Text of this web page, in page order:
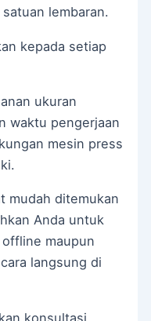
lembaran.
kepada setiap
ukuran
waktu pengerjaan
mesin press
mudah ditemukan
Anda untuk
maupun
langsung di
konsultasi